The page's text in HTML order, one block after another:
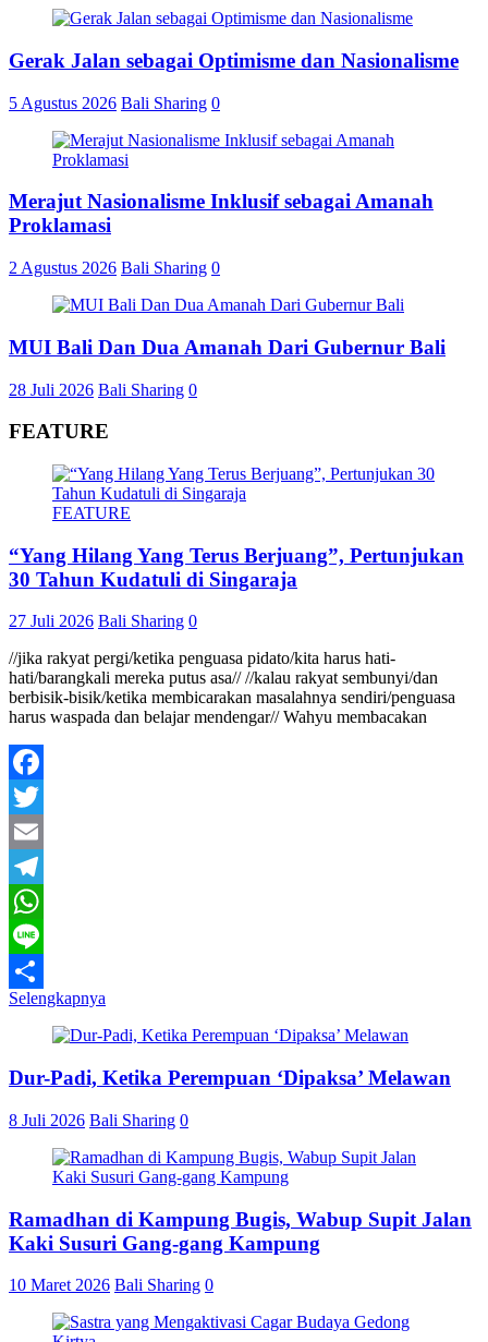
Gerak Jalan sebagai Optimisme dan Nasionalisme
5 Agustus 2026 Bali Sharing 0
Merajut Nasionalisme Inklusif sebagai Amanah
Proklamasi
2 Agustus 2026 Bali Sharing 0
MUI Bali Dan Dua Amanah Dari Gubernur Bali
28 Juli 2026 Bali Sharing 0
FEATURE
FEATURE
“Yang Hilang Yang Terus Berjuang”, Pertunjukan
30 Tahun Kudatuli di Singaraja
27 Juli 2026 Bali Sharing 0
//jika rakyat pergi/ketika penguasa pidato/kita harus hati-
hati/barangkali mereka putus asa// //kalau rakyat sembunyi/dan
berbisik-bisik/ketika membicarakan masalahnya sendiri/penguasa
harus waspada dan belajar mendengar// Wahyu membacakan
Facebook
Twitter
Email
Telegram
WhatsApp
Line
Share
Selengkapnya
Dur-Padi, Ketika Perempuan ‘Dipaksa’ Melawan
8 Juli 2026 Bali Sharing 0
Ramadhan di Kampung Bugis, Wabup Supit Jalan
Kaki Susuri Gang-gang Kampung
10 Maret 2026 Bali Sharing 0